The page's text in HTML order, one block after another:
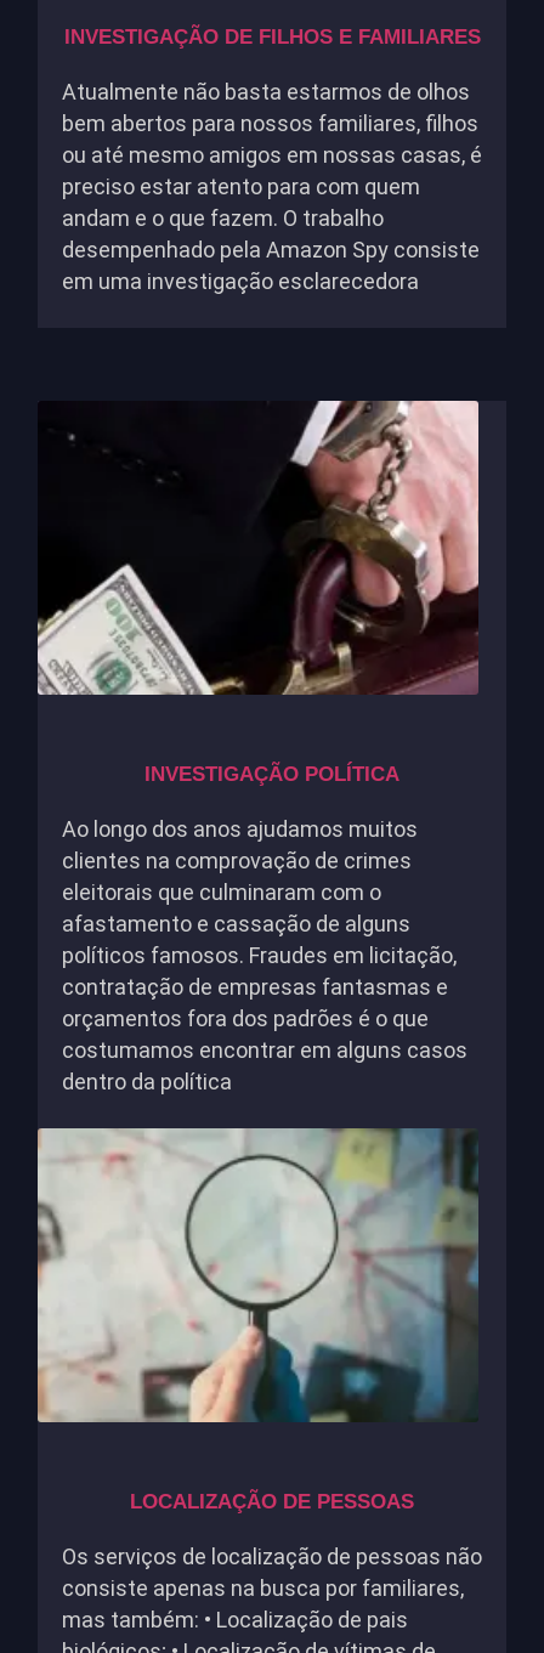
INVESTIGAÇÃO DE FILHOS E FAMILIARES
Atualmente não basta estarmos de olhos
bem abertos para nossos familiares, filhos
ou até mesmo amigos em nossas casas, é
preciso estar atento para com quem
andam e o que fazem. O trabalho
desempenhado pela Amazon Spy consiste
em uma investigação esclarecedora
INVESTIGAÇÃO POLÍTICA
Ao longo dos anos ajudamos muitos
clientes na comprovação de crimes
eleitorais que culminaram com o
afastamento e cassação de alguns
políticos famosos. Fraudes em licitação,
contratação de empresas fantasmas e
orçamentos fora dos padrões é o que
costumamos encontrar em alguns casos
dentro da política
LOCALIZAÇÃO DE PESSOAS
Os serviços de localização de pessoas não
consiste apenas na busca por familiares,
mas também: • Localização de pais